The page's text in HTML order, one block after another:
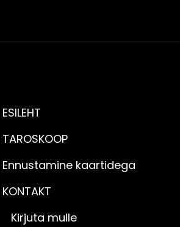
ESILEHT
TAROSKOOP
Ennustamine kaartidega
KONTAKT
Kirjuta mulle